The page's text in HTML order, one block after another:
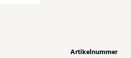
Artikelnummer